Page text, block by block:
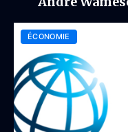
ÉCONOMIE